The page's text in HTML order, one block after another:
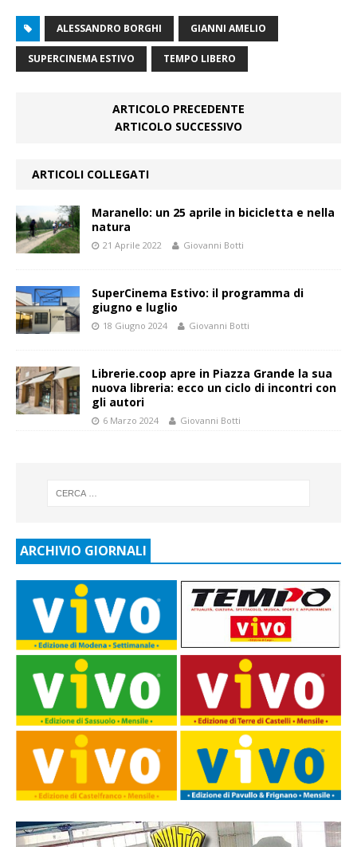
ALESSANDRO BORGHI GIANNI AMELIO
SUPERCINEMA ESTIVO TEMPO LIBERO
ARTICOLO PRECEDENTE
ARTICOLO SUCCESSIVO
ARTICOLI COLLEGATI
Maranello: un 25 aprile in bicicletta e nella
natura
21 Aprile 2022 Giovanni Botti
SuperCinema Estivo: il programma di
giugno e luglio
18 Giugno 2024 Giovanni Botti
Librerie.coop apre in Piazza Grande la sua
nuova libreria: ecco un ciclo di incontri con
gli autori
6 Marzo 2024 Giovanni Botti
ARCHIVIO GIORNALI